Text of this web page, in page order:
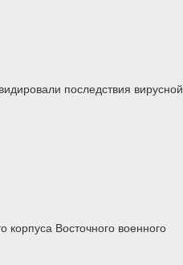
последствия вирусной
Восточного военного